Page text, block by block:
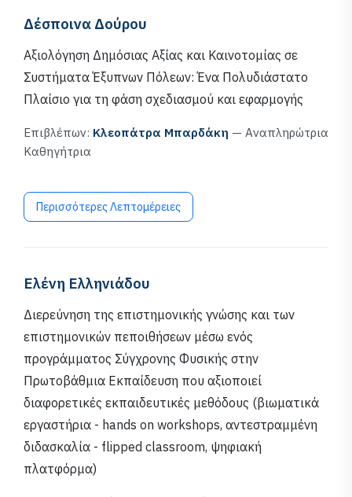
Δέσποινα Δούρου
Αξιολόγηση Δημόσιας Αξίας και Καινοτομίας σε
Συστήματα Έξυπνων Πόλεων: Ένα Πολυδιάστατο
Πλαίσιο για τη φάση σχεδιασμού και εφαρμογής
Επιβλέπων: Κλεοπάτρα Μπαρδάκη — Αναπληρώτρια
Καθηγήτρια
Περισσότερες Λεπτομέρειες
Ελένη Ελληνιάδου
Διερεύνηση της επιστημονικής γνώσης και των
επιστημονικών πεποιθήσεων μέσω ενός
προγράμματος Σύγχρονης Φυσικής στην
Πρωτοβάθμια Εκπαίδευση που αξιοποιεί
διαφορετικές εκπαιδευτικές μεθόδους (βιωματικά
εργαστήρια - hands on workshops, αντεστραμμένη
διδασκαλία - flipped classroom, ψηφιακή
πλατφόρμα)